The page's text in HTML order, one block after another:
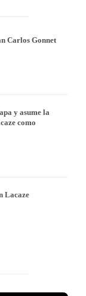
Carlos Gonnet
y asume la
como
Lacaze